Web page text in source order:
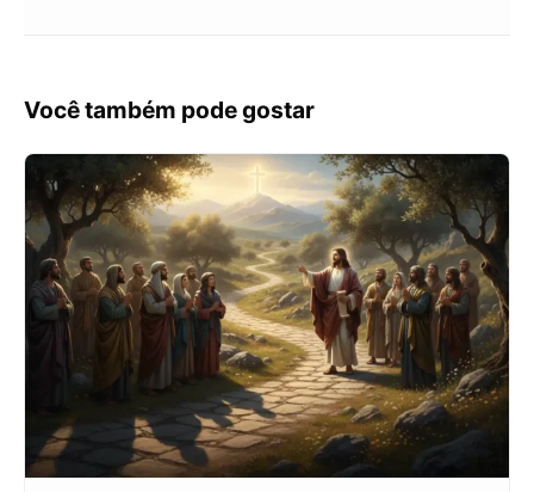
Você também pode gostar